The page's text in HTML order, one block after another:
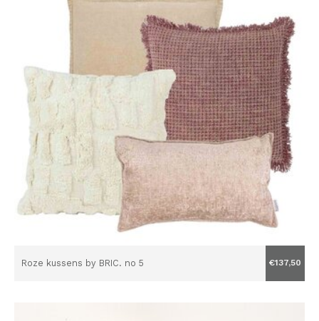
Roze kussens by BRIC. no 5 €137,50